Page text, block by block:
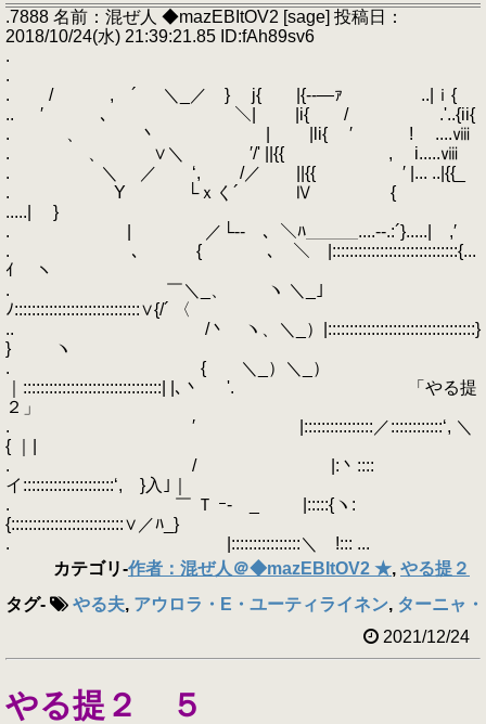
.7888 名前：混ぜ人 ◆mazEBItOV2 [sage] 投稿日：
2018/10/24(水) 21:39:21.85 ID:fAh89sv6
.
.
. / , ´ ＼_／ } j{ |{--―ｧ ￣ ..|ｉ{
.. ′ ､ ＼| |i{ / .'..{ii{
. 、 丶 | |li{ ′ ! ....ⅷ
. 、 ∨＼ ′/' ||{{ , i.....ⅷ
. ＼ ／ ‘, /／ ||{{ ′ |... ..|{{_
. Υ └ｘく´ Ⅳ {
.....| }
. | ／└-- 、＼ﾊ＿＿＿....-‐.:´}.....| ,′
. ､ { ､ ＼ |:::::::::::::::::::::::::::::{...
ｲ ヽ
. ￣＼_、 ヽ ＼_｣
ﾉ:::::::::::::::::::::::::::::∨{/´ 〈
.. /丶 ヽ、＼_）|::::::::::::::::::::::::::::::::::}
} ヽ
. { ＼_）＼_）
｜::::::::::::::::::::::::::::::::| |､丶 '. 「やる提
２」
. ′ |::::::::::::::::／::::::::::::‘, ＼
{ ｜|
. / |:丶::::
イ:::::::::::::::::::::‘, }入｣｜
. ￣ Ｔ ｰ- _ |:::::{ヽ:
{::::::::::::::::::::::::::∨／ﾊ_}
. |::::::::::::::::＼ !::: ...
カテゴリ-作者：混ぜ人＠◆mazEBItOV2 ★, やる提２
タグ- やる夫, アウロラ・E・ユーティライネン, ターニャ
2021/12/24
やる提２ ５